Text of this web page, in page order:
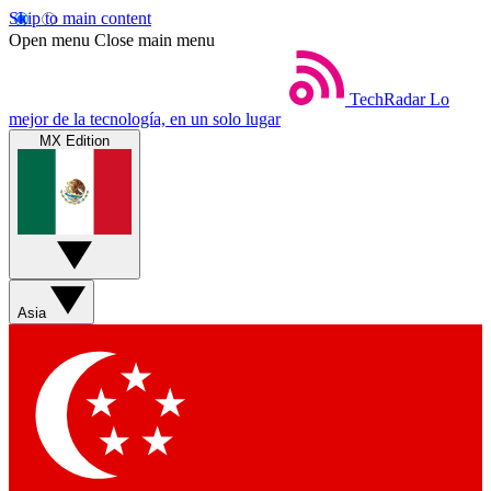
Skip to main content
Open menu Close main menu
TechRadar Lo
mejor de la tecnología, en un solo lugar
MX Edition
Asia